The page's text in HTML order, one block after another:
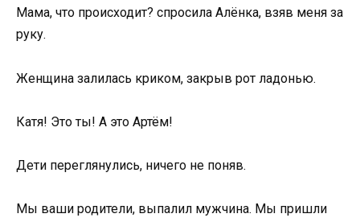
Мама, что происходит? спросила Алёнка, взяв меня за
руку.
Женщина залилась криком, закрыв рот ладонью.
Катя! Это ты! А это Артём!
Дети переглянулись, ничего не поняв.
Мы ваши родители, выпалил мужчина. Мы пришли